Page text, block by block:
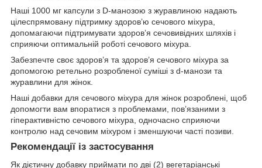
Наші 1000 мг капсули з D-манозою з журавлиною надають
цілеспрямовану підтримку здоров’ю сечового міхура,
допомагаючи підтримувати здоров’я сечовивідних шляхів і
сприяючи оптимальній роботі сечового міхура.
Забезпечте своє здоров’я та здоров’я сечового міхура за
допомогою ретельно розробленої суміші з d-манози та
журавлини для жінок.
Наші добавки для сечового міхура для жінок розроблені, щоб
допомогти вам впоратися з проблемами, пов’язаними з
гіперактивністю сечового міхура, одночасно сприяючи
контролю над сечовим міхуром і зменшуючи часті позиви.
Рекомендації із застосування
Як дієтичну добавку приймати по дві (2) вегетаріанські